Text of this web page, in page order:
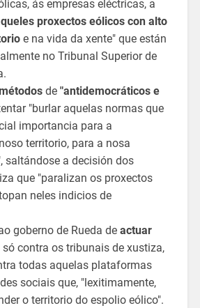
ás empresas eléctricas, a
proxectos eólicos con alto
e na vida da xente" que están
no Tribunal Superior de
de"antidemocráticos e
"burlar aquelas normas que
importancia para a
territorio, para a nosa
saltándose a decisión dos
que "paralizan os proxectos
neles indicios de
goberno de Rueda de actuar
contra os tribunais de xustiza,
todas aquelas plataformas
sociais que, "lexitimamente,
o territorio do espolio eólico".